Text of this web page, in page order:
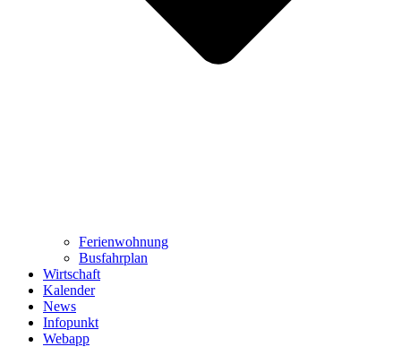
Ferienwohnung
Busfahrplan
Wirtschaft
Kalender
News
Infopunkt
Webapp